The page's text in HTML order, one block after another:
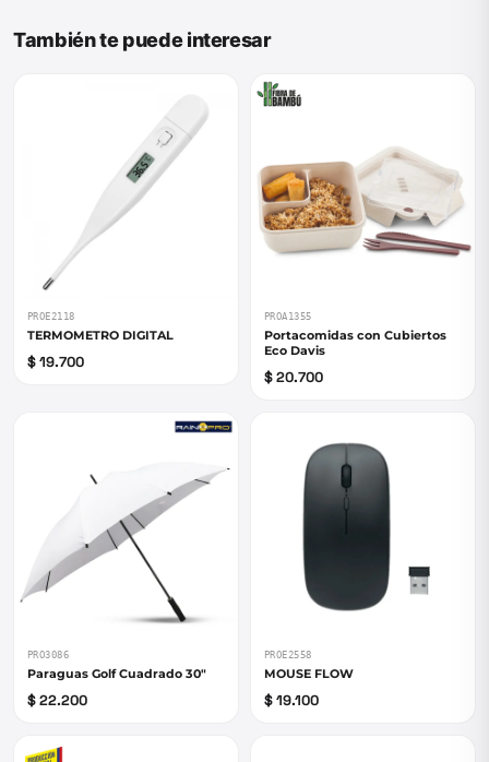
También te puede interesar
PROE2118
TERMOMETRO DIGITAL
$ 19.700
PROA1355
Portacomidas con Cubiertos
Eco Davis
$ 20.700
PRO3086
Paraguas Golf Cuadrado 30"
$ 22.200
PROE2558
MOUSE FLOW
$ 19.100